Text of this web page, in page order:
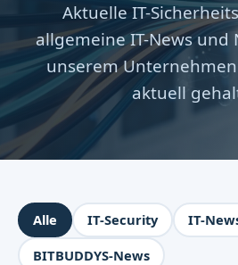
Aktuelle IT-
allgemeine IT-News und
unserem
aktuell
Alle IT-Security
IT-
BITBUDDYS-News